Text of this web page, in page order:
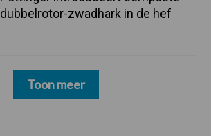
dubbelrotor-zwadhark in de hef
Toon meer